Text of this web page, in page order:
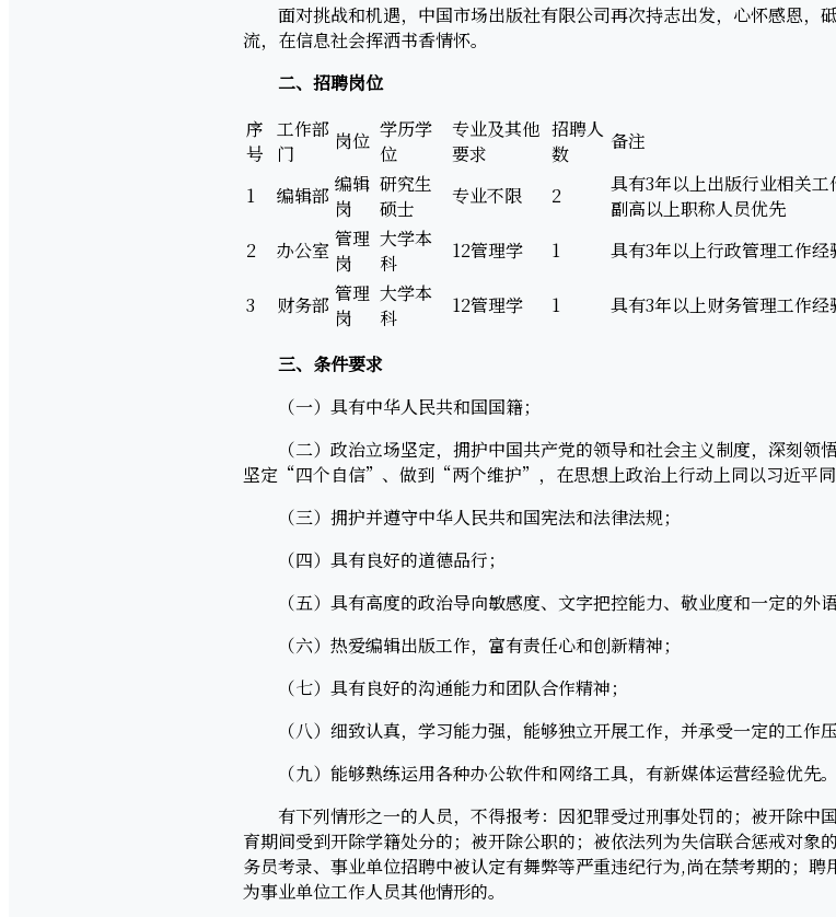
面对挑战和机遇，中国市场出版社有限公司再次持志出发，心怀感恩，
流，在信息社会挥洒书香情怀。
二、招聘岗位
序
号
工作部
门
岗位 学历学
位
专业及其他
要求
招聘人
数
备注
1 编辑部 编辑
岗
研究生
硕士
专业不限 2
具有3年以上出版行业相关工
副高以上职称人员优先
2
办公室 管理
岗
大学本
科
12管理学 1 具有3年以上行政管理工作
3 财务部 管理
岗
大学本
科
12管理学 1 具有3年以上财务管理工作
三、条件要求
（一）具有中华人民共和国国籍；
（二）政治立场坚定，拥护中国共产党的领导和社会主义制度，深刻领
坚定“四个自信”、做到“两个维护”，在思想上政治上行动上同以习近平同
（三）拥护并遵守中华人民共和国宪法和法律法规；
（四）具有良好的道德品行；
（五）具有高度的政治导向敏感度、文字把控能力、敬业度和一定的外语
（六）热爱编辑出版工作，富有责任心和创新精神；
（七）具有良好的沟通能力和团队合作精神；
（八）细致认真，学习能力强，能够独立开展工作，并承受一定的工作压
（九）能够熟练运用各种办公软件和网络工具，有新媒体运营经验优先。
有下列情形之一的人员，不得报考：因犯罪受过刑事处罚的；被开除中
育期间受到开除学籍处分的；被开除公职的；被依法列为失信联合惩戒对象
务员考录、事业单位招聘中被认定有舞弊等严重违纪行为,尚在禁考期的；
为事业单位工作人员其他情形的。